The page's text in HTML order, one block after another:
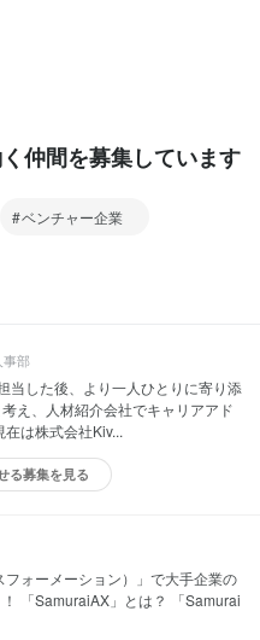
仲間を募集しています
ベンチャー企業
事部
当した後、より一人ひとりに寄り添
え、人材紹介会社でキャリアアド
は株式会社Kiv...
る募集を見る
フォーメーション）」で大手企業の
「SamuraiAX」とは？ 「Samurai